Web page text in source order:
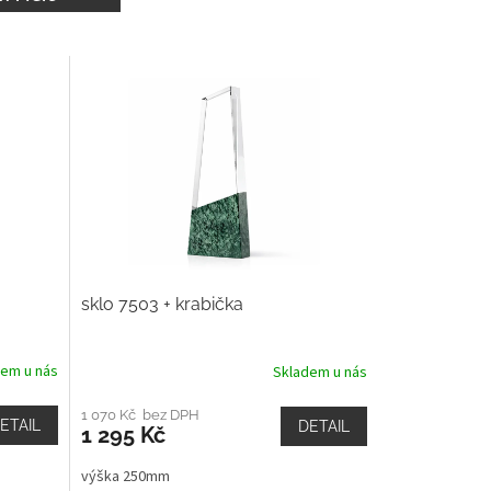
u nás
sklo 7503 + krabička
Skladem u nás
1 070 Kč bez DPH
1 295 Kč DETAIL
výška 250mm